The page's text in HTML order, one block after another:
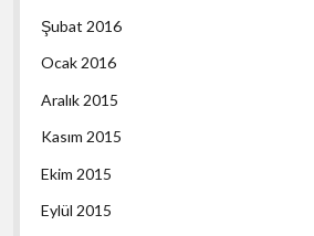
Şubat 2016
Ocak 2016
Aralık 2015
Kasım 2015
Ekim 2015
Eylül 2015